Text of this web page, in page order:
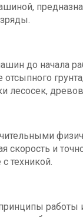
до начала
лесосек,
скорость и
техникой.
работы